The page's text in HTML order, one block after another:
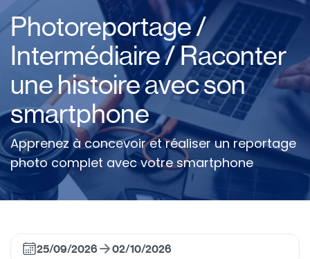
Photoreportage /
Intermédiaire / Raconter
une histoire avec son
smartphone
Apprenez à concevoir et réaliser un reportage
photo complet avec votre smartphone
25/09/2026 02/10/2026